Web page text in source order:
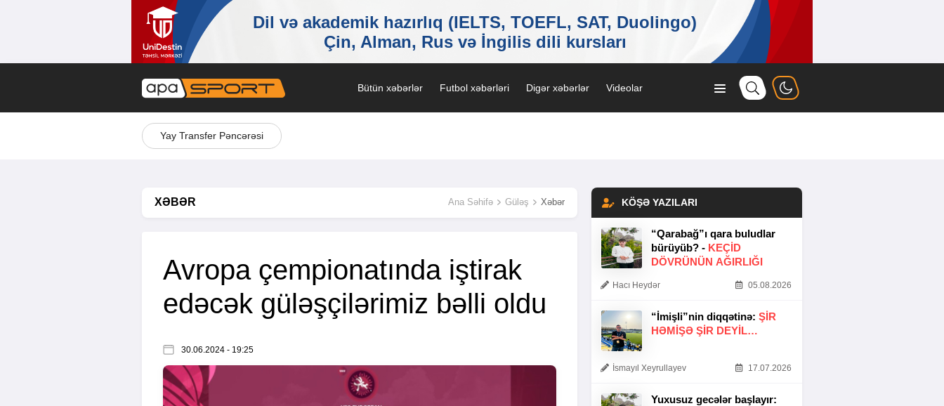
Bütün xəbərlər Futbol xəbərləri Digər xəbərlər Videolar
Yay Transfer Pəncərəsi
XƏBƏR Ana Səhifə Güləş Xəbər
Avropa çempionatında iştirak
edəcək güləşçilərimiz bəlli oldu
30.06.2024 - 19:25
KÖŞƏ YAZILARI
“Qarabağ”ı qara buludlar
bürüyüb? - KEÇID
DÖVRÜNÜN AĞIRLIĞI
Hacı Heydər 05.08.2026
“İmişli”nin diqqətinə: ŞIR
HƏMIŞƏ ŞIR DEYIL…
İsmayıl Xeyrullayev 17.07.2026
Yuxusuz gecələr başlayır: